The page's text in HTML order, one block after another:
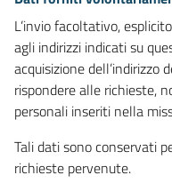
L’invio facoltativo,
agli indirizzi indicati su
acquisizione dell’indirizzo
rispondere alle richieste,
personali inseriti nella
Tali dati sono conservati
richieste pervenute.